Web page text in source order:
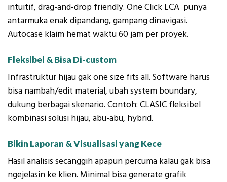
intuitif, drag-and-drop friendly. One Click LCA punya
antarmuka enak dipandang, gampang dinavigasi.
Autocase klaim hemat waktu 60 jam per proyek.
Fleksibel & Bisa Di-custom
Infrastruktur hijau gak one size fits all. Software harus
bisa nambah/edit material, ubah system boundary,
dukung berbagai skenario. Contoh: CLASIC fleksibel
kombinasi solusi hijau, abu-abu, hybrid.
Bikin Laporan & Visualisasi yang Kece
Hasil analisis secanggih apapun percuma kalau gak bisa
ngejelasin ke klien. Minimal bisa generate grafik